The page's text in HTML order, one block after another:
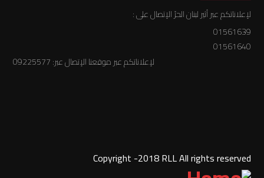
لإعلاناتكم عبر أثير لبنان الحرّ الإتصال على :
01561639
01561640
لإعلاناتكم عبر موقعنا الإتصال عبر: 09225577
Copyright -2018 RLL All rights reserved